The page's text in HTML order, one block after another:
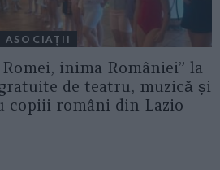
ASOCIAŢII
inima României” la
de teatru, muzică și
copiii români din Lazio